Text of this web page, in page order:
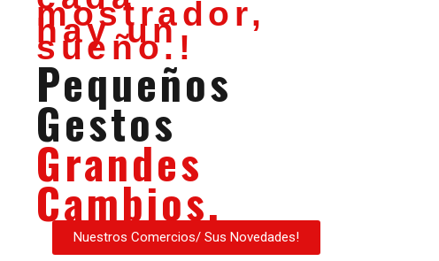
mostrador,
hay un
sueño.!
Pequeños
Gestos
Grandes
Cambios.
Nuestros Comercios/ Sus Novedades!